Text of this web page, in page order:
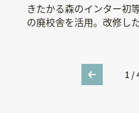
きたかる森のインター初
の廃校舎を活用。改修し
初等部だけでなくプリス
年度は3～5歳児クラスの
長野原町で行われた現地
森に囲まれた旧北軽井沢
が、きたかる森のインタ
1 /